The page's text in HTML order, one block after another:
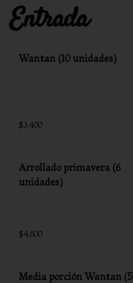
Entrada
Wantan (10 unidades)
$3.400
Arrollado primavera (6
unidades)
$4.800
Media porción Wantan (5